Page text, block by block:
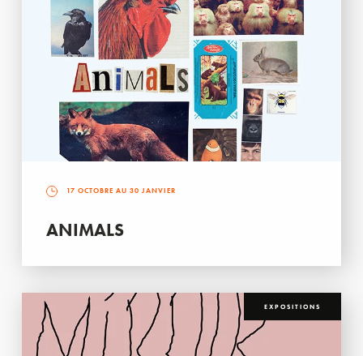
17 OCTOBRE AU 30 JANVIER
ANIMALS
EXPOSITIONS